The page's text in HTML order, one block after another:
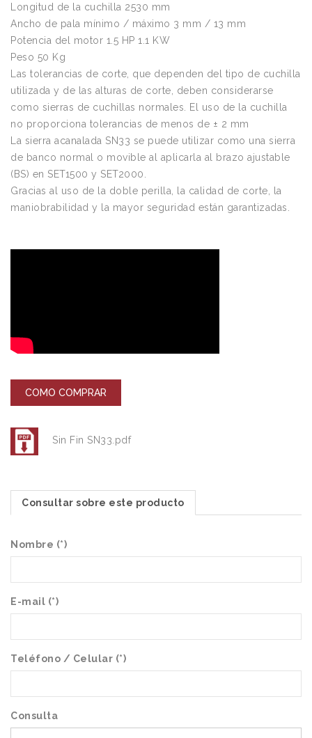
Longitud de la cuchilla 2530 mm
Ancho de pala mínimo / máximo 3 mm / 13 mm
Potencia del motor 1.5 HP 1.1 KW
Peso 50 Kg
Las tolerancias de corte, que dependen del tipo de cuchilla
utilizada y de las alturas de corte, deben considerarse
como sierras de cuchillas normales. El uso de la cuchilla
no proporciona tolerancias de menos de ± 2 mm
La sierra acanalada SN33 se puede utilizar como una sierra
de banco normal o movible al aplicarla al brazo ajustable
(BS) en SET1500 y SET2000.
Gracias al uso de la doble perilla, la calidad de corte, la
maniobrabilidad y la mayor seguridad están garantizadas.
COMO COMPRAR
Sin Fin SN33.pdf
Consultar sobre este producto
Nombre (*)
E-mail (*)
Teléfono / Celular (*)
Consulta